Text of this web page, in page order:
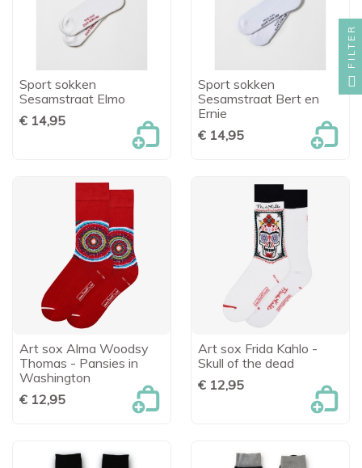
Sport sokken
Sesamstraat Elmo
€ 14,95
Sport sokken
Sesamstraat Bert en
Ernie
€ 14,95
Art sox Alma Woodsy
Thomas - Pansies in
Washington
€ 12,95
Art sox Frida Kahlo -
Skull of the dead
€ 12,95
FILTER